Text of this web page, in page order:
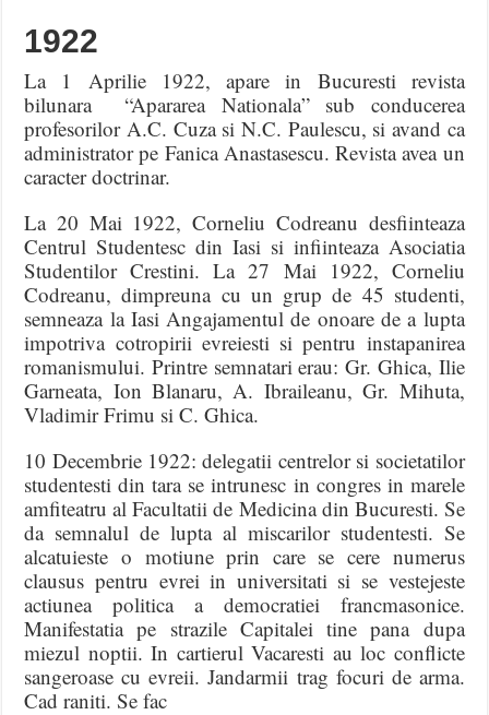
1922
La 1 Aprilie 1922, apare in Bucuresti revista
bilunara “Apararea Nationala” sub conducerea
profesorilor A.C. Cuza si N.C. Paulescu, si avand ca
administrator pe Fanica Anastasescu. Revista avea un
caracter doctrinar.
La 20 Mai 1922, Corneliu Codreanu desfiinteaza
Centrul Studentesc din Iasi si infiinteaza Asociatia
Studentilor Crestini. La 27 Mai 1922, Corneliu
Codreanu, dimpreuna cu un grup de 45 studenti,
semneaza la Iasi Angajamentul de onoare de a lupta
impotriva cotropirii evreiesti si pentru instapanirea
romanismului. Printre semnatari erau: Gr. Ghica, Ilie
Garneata, Ion Blanaru, A. Ibraileanu, Gr. Mihuta,
Vladimir Frimu si C. Ghica.
10 Decembrie 1922: delegatii centrelor si societatilor
studentesti din tara se intrunesc in congres in marele
amfiteatru al Facultatii de Medicina din Bucuresti. Se
da semnalul de lupta al miscarilor studentesti. Se
alcatuieste o motiune prin care se cere numerus
clausus pentru evrei in universitati si se vestejeste
actiunea politica a democratiei francmasonice.
Manifestatia pe strazile Capitalei tine pana dupa
miezul noptii. In cartierul Vacaresti au loc conflicte
sangeroase cu evreii. Jandarmii trag focuri de arma.
Cad raniti. Se fac